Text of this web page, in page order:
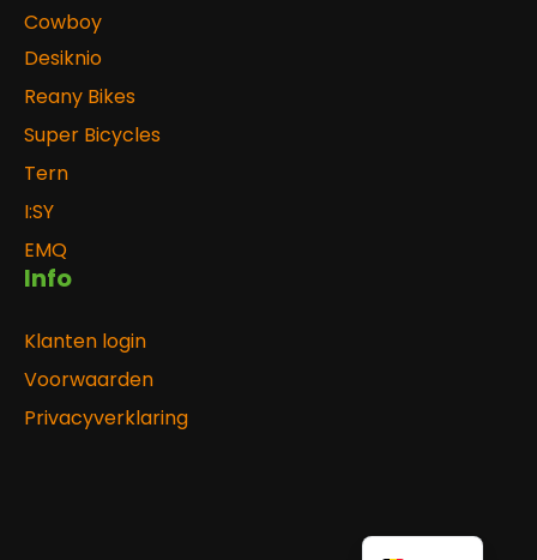
Cowboy
Desiknio
Reany Bikes
Super Bicycles
Tern
I:SY
EMQ
Info
Klanten login
Voorwaarden
Privacyverklaring